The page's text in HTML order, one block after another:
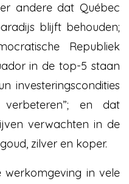
andere dat Québec
blijft behouden;
Republiek
in de top-5 staan
investeringscondities
en dat
verwachten in de
zilver en koper.
in vele